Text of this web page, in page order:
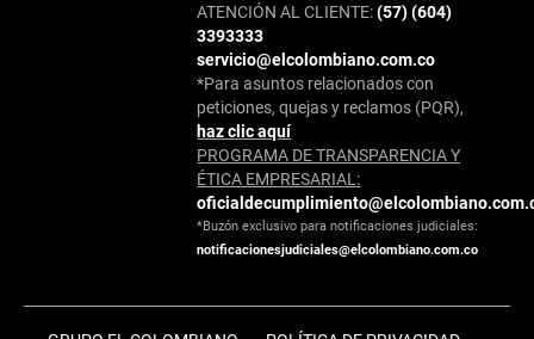
ATENCIÓN AL CLIENTE:(57) (604)
3393333
servicio@elcolombiano.com.co
*Para asuntos relacionados con
peticiones, quejas y reclamos (PQR),
haz clic aquí
PROGRAMA DE TRANSPARENCIA Y
ÉTICA EMPRESARIAL:
*Buzón exclusivo para notificaciones judiciales:
notificacionesjudiciales@elcolombiano.com.co